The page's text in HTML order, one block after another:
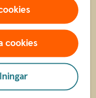
cookies